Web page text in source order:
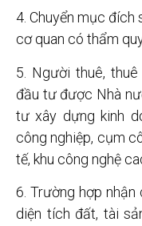
4. Chuyển mục
cơ quan có thẩm
5. Người thuê,
đầu tư được Nhà
tư xây dựng kinh
công nghiệp, cụm
tế, khu công nghệ
6. Trường hợp
diện tích đất, tài